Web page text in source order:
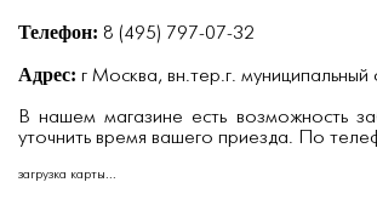
Телефон: 8 (495) 797-07-32
Адрес: г Москва, вн.тер.г.
В нашем магазине есть возможность
уточнить время вашего приезда. По
загрузка карты...